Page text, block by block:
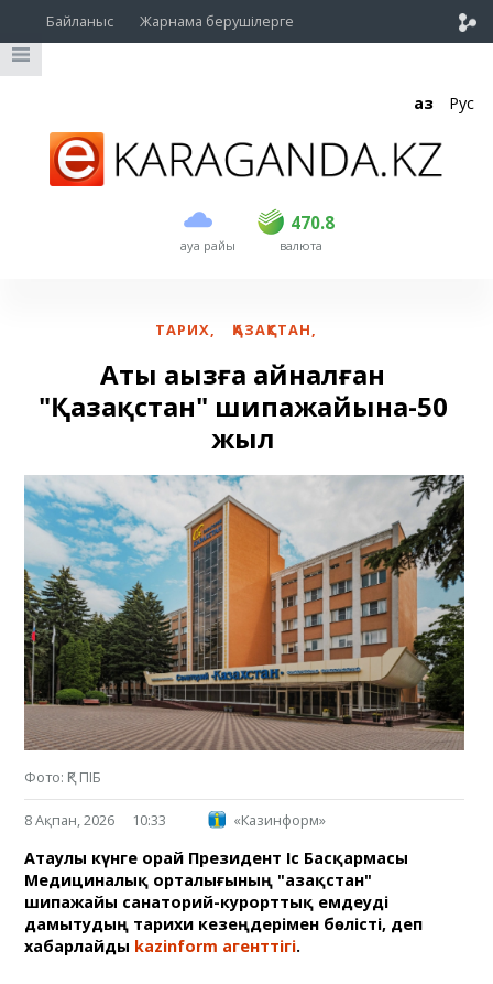
Байланыс Жарнама берушілерге
Қаз Рус
ауа райы
470.8
USD 468.5 470.8
EUR валюта
ТАРИХ, ҚАЗАҚСТАН,
Аты аңызға айналған
"Қазақстан" шипажайына-50
жыл
Фото: ҚР ПІБ
8 Ақпан, 2026 10:33 «Казинформ»
Атаулы күнге орай Президент Іс Басқармасы
Медициналық орталығының "Қазақстан"
шипажайы санаторий-курорттық емдеуді
дамытудың тарихи кезеңдерімен бөлісті, деп
хабарлайды kazinform агенттігі.